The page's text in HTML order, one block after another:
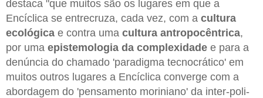
destaca "que muitos são os lugares em que a
Encíclica se entrecruza, cada vez, com a cultura
ecológica e contra uma cultura antropocêntrica,
por uma epistemologia da complexidade e para a
denúncia do chamado 'paradigma tecnocrático' em
muitos outros lugares a Encíclica converge com a
abordagem do 'pensamento moriniano' da inter-poli-